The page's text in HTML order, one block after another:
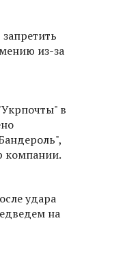
из-за
в
компании.
удара
на